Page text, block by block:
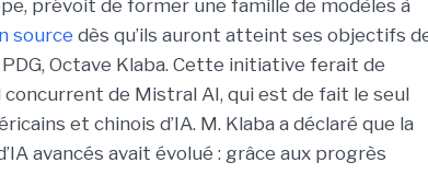
prévoit de former une famille de modèles à
sourcedès qu’ils auront atteint ses objectifs
Octave Klaba.Cette initiative ferait de
concurrent de Mistral AI, qui est de fait le seul
et chinois d’IA. M. Klaba a déclaré que la
avancés avait évolué : grâce aux progrès